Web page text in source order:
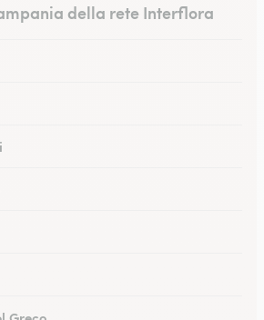
della rete Interflora